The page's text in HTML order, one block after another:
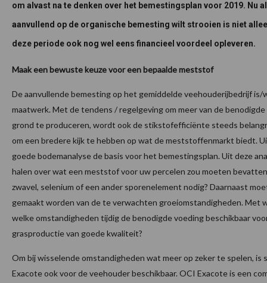
om alvast na te denken over het bemestingsplan voor 2019. Nu
aanvullend op de organische bemesting wilt strooien is niet
deze periode ook nog wel eens financieel voordeel opleveren.
Maak een bewuste keuze voor een bepaalde meststof
De aanvullende bemesting op het gemiddelde veehouderijbedrijf is/
maatwerk. Met de tendens / regelgeving om meer van de
grond te produceren, wordt ook de stikstofefficiënte steeds
om een bredere kijk te hebben op wat de meststoffenmarkt biedt.
goede bodemanalyse de basis voor het bemestingsplan. Uit deze
halen over wat een meststof voor uw percelen zou moeten
zwavel, selenium of een ander sporenelement nodig? Daarnaast
gemaakt worden van de te verwachten groeiomstandigheden. Met
welke omstandigheden tijdig de benodigde voeding beschikbaar
grasproductie van goede kwaliteit?
Om bij wisselende omstandigheden wat meer op zeker te spelen, is
Exacote ook voor de veehouder beschikbaar. OCI Exacote is een